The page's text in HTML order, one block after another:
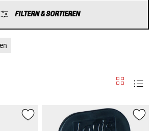
FILTERN & SORTIEREN